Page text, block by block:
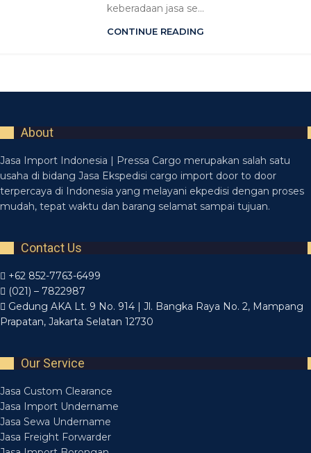
keberadaan jasa se...
CONTINUE READING
About
Jasa Import Indonesia | Pressa Cargo merupakan salah satu
usaha di bidang Jasa Ekspedisi cargo import door to door
terpercaya di Indonesia yang melayani ekpedisi dengan proses
mudah, tepat waktu dan barang selamat sampai tujuan.
Contact Us
+62 852-7763-6499
(021) – 7822987
Gedung AKA Lt. 9 No. 914 | Jl. Bangka Raya No. 2, Mampang
Prapatan, Jakarta Selatan 12730
Our Service
Jasa Custom Clearance
Jasa Import Undername
Jasa Sewa Undername
Jasa Freight Forwarder